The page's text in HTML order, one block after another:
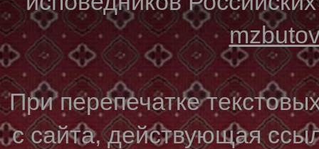
При перепечатке
с сайта, действующая